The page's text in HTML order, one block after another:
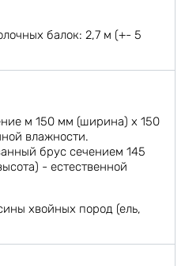
балок: 2,7 м (+- 5
м 150 мм (ширина) х 150
влажности.
брус сечением 145
- естественной
хвойных пород (ель,